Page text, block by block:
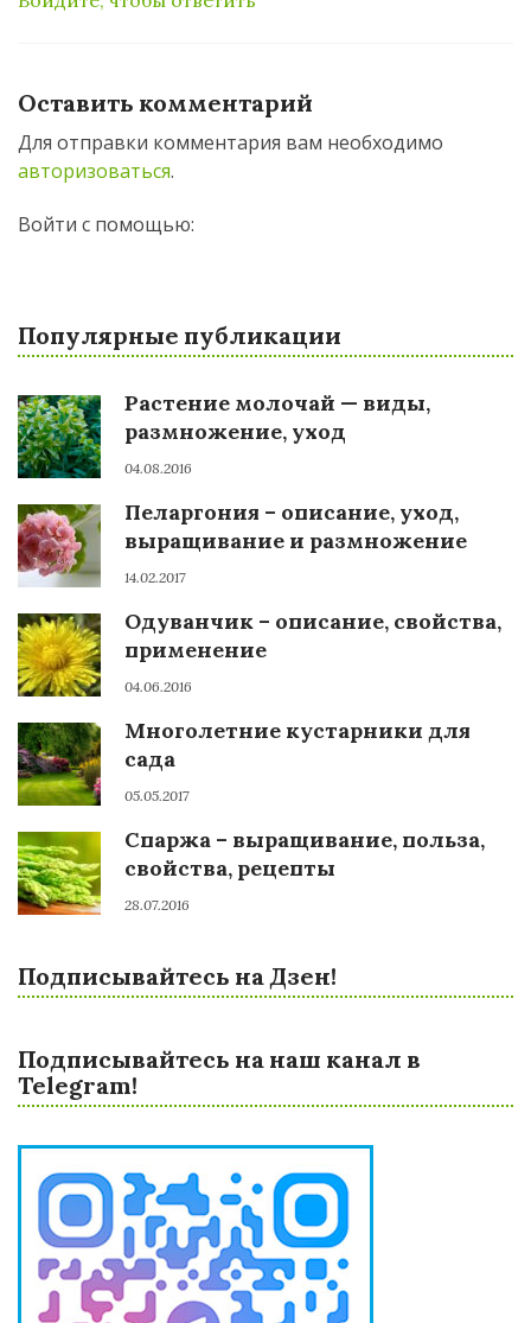
Оставить комментарий
Для отправки комментария вам необходимо
авторизоваться.
Войти с помощью:
Популярные публикации
Растение молочай — виды,
размножение, уход
04.08.2016
Пеларгония – описание, уход,
выращивание и размножение
14.02.2017
Одуванчик – описание, свойства,
применение
04.06.2016
Многолетние кустарники для
сада
05.05.2017
Спаржа – выращивание, польза,
свойства, рецепты
28.07.2016
Подписывайтесь на Дзен!
Подписывайтесь на наш канал в
Telegram!